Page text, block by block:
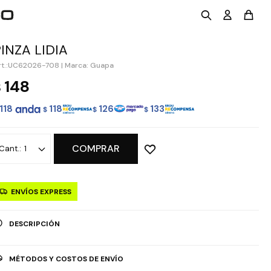
LIDIA
UC62026-708 | Marca: Guapa
148
118 $ 118 $ 126 $ 133
1 COMPRAR
ENVÍOS EXPRESS
DESCRIPCIÓN
MÉTODOS Y COSTOS DE ENVÍO